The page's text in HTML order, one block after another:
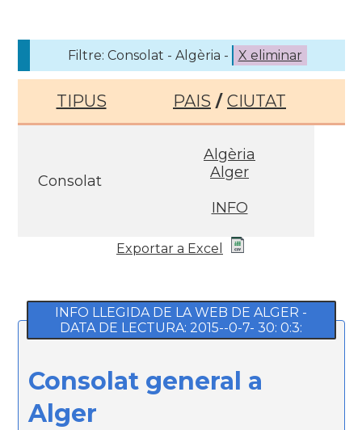
Filtre: Consolat - Algèria - X eliminar
TIPUS PAIS / CIUTAT
Consolat
Algèria
Alger
INFO
Exportar a Excel
INFO LLEGIDA DE LA WEB DE ALGER -
DATA DE LECTURA: 2015--0-7- 30: 0:3:
Consolat general a
Alger